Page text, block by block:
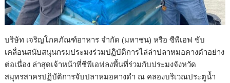
บริษัท เจริญโภคภัณฑ์อาหาร จำกัด (มหาชน) หรือ ซีพีเอฟ ขับ
เคลื่อนสนับสนุนกรมประมงร่วมปฏิบัติการไล่ล่าปลาหมอคางดำอย่าง
ต่อเนื่อง ล่าสุดเจ้าหน้าที่ซีพีเอฟลงพื้นที่ร่วมกับประมงจังหวัด
สมุทรสาครปฏิบัติการจับปลาหมอคางดำ ณ คลองบริเวณประตูน้ำ